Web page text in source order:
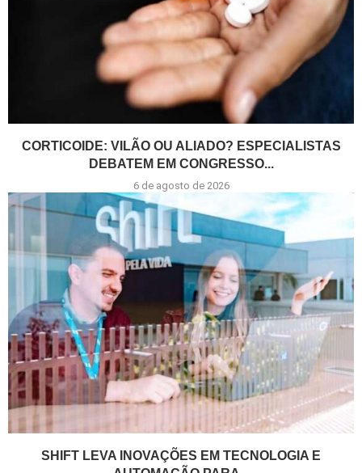
CORTICOIDE: VILÃO OU ALIADO? ESPECIALISTAS
DEBATEM EM CONGRESSO...
6 de agosto de 2026
SHIFT LEVA INOVAÇÕES EM TECNOLOGIA E